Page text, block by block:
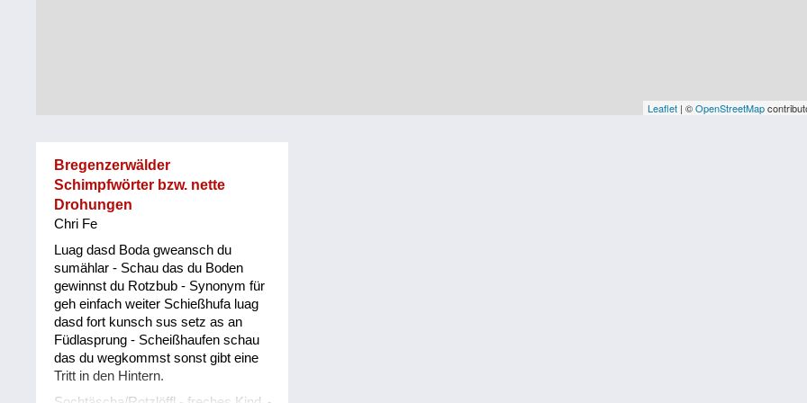
Leaflet | ©OpenStreetMap
Bregenzerwälder
Schimpfwörter bzw. nette
Drohungen
Chri Fe
Luag dasd Boda gweansch du
sumählar - Schau das du Boden
gewinnst du Rotzbub - Synonym für
geh einfach weiter Schießhufa luag
dasd fort kunsch sus setz as an
Füdlasprung - Scheißhaufen schau
das du wegkommst sonst gibt eine
Tritt in den Hintern.